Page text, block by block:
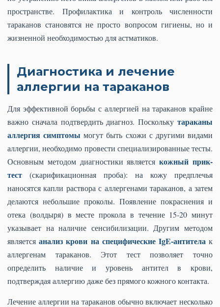
пространстве. Профилактика и контроль численности
тараканов становятся не просто вопросом гигиены, но и
жизненной необходимостью для астматиков.
Диагностика и лечение
аллергии на тараканов
Для эффективной борьбы с аллергией на тараканов крайне
важно сначала подтвердить диагноз. Поскольку тараканы
аллергия симптомы могут быть схожи с другими видами
аллергии, необходимо провести специализированные тесты.
Основным методом диагностики являетсякожный прик-
тест (скарификационная проба): на кожу предплечья
наносятся капли раствора с аллергенами тараканов, а затем
делаются небольшие проколы. Появление покраснения и
отека (волдыря) в месте прокола в течение 15-20 минут
указывает на наличие сенсибилизации. Другим методом
являетсяанализ крови на специфические IgE-антитела к
аллергенам тараканов. Этот тест позволяет точно
определить наличие и уровень антител в крови,
подтверждая аллергию даже без прямого кожного контакта.
Лечение аллергии на тараканов обычно включает несколько